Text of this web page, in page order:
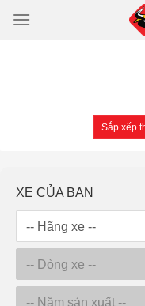
qua
XE CỦA BẠN